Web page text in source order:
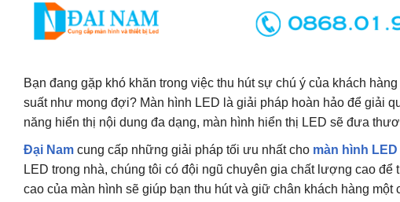
Bạn đang gặp khó khăn trong việc thu hút sự chú ý của khách
suất như mong đợi? Màn hình LED là giải pháp hoàn hảo để giải
năng hiển thị nội dung đa dạng, màn hình hiển thị LED sẽ đưa
Đại Nam cung cấp những giải pháp tối ưu nhất cho màn hình
LED trong nhà, chúng tôi có đội ngũ chuyên gia chất lượng cao
cao của màn hình sẽ giúp bạn thu hút và giữ chân khách hàng một